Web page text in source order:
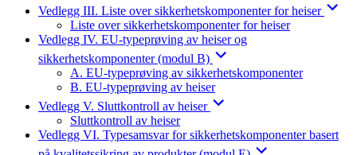
Vedlegg III. Liste over sikkerhetskomponenter for heiser
Liste over sikkerhetskomponenter for heiser
Vedlegg IV. EU-typeprøving av heiser og
sikkerhetskomponenter (modul B)
A. EU-typeprøving av sikkerhetskomponenter
B. EU-typeprøving av heiser
Vedlegg V. Sluttkontroll av heiser
Sluttkontroll av heiser
Vedlegg VI. Typesamsvar for sikkerhetskomponenter basert